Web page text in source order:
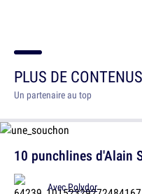
PLUS DE
Un partenaire au top
10 punchlines d'Alain
AvecPolydor